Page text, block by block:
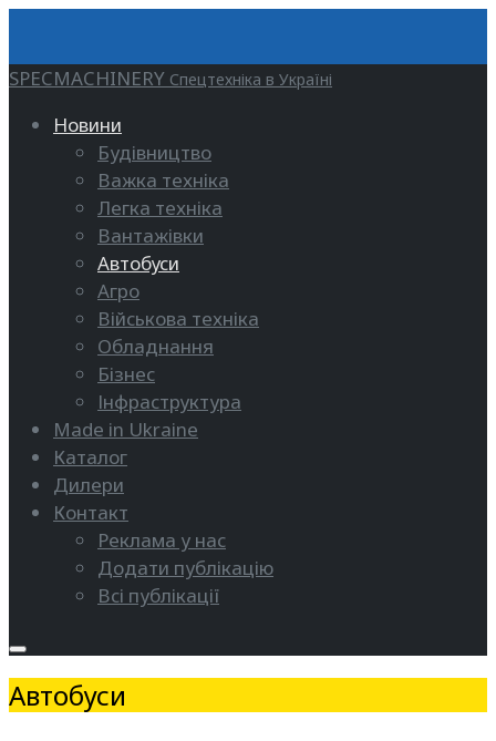
SPECMACHINERY Спецтехніка в Україні
Новини
Будівництво
Важка техніка
Легка техніка
Вантажівки
Автобуси
Агро
Військова техніка
Обладнання
Бізнес
Інфраструктура
Made in Ukraine
Каталог
Дилери
Контакт
Реклама у нас
Додати публікацію
Всі публікації
Автобуси